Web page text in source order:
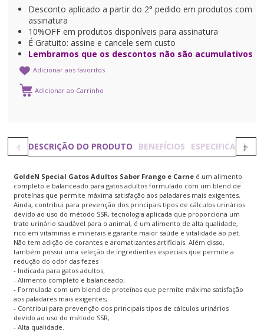
Desconto aplicado a partir do 2° pedido em produtos com
assinatura
10%OFF em produtos disponíveis para assinatura
É Gratuito: assine e cancele sem custo
Lembramos que os descontos não são acumulativos
Adicionar aos favoritos
DESCRIÇÃO DO PRODUTO BENEFÍCIOS ESPECIFICAÇÕES
GoldeN Special Gatos Adultos Sabor Frango e Carne é um alimento
completo e balanceado para gatos adultos formulado com um blend de
proteínas que permite máxima satisfação aos paladares mais exigentes.
Ainda, contribui para prevenção dos principais tipos de cálculos urinários
devido ao uso do método SSR, tecnologia aplicada que proporciona um
trato urinário saudável para o animal, é um alimento de alta qualidade,
rico em vitaminas e minerais e garante maior saúde e vitalidade ao pet.
Não tem adição de corantes e aromatizantes artificiais. Além disso,
também possui uma seleção de ingredientes especiais que permite a
redução do odor das fezes
- Indicada para gatos adultos;
- Alimento completo e balanceado;
- Formulada com um blend de proteínas que permite máxima satisfação
aos paladares mais exigentes;
- Contribui para prevenção dos principais tipos de cálculos urinários
devido ao uso do método SSR;
- Alta qualidade.